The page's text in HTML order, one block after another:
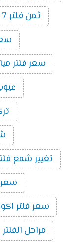
ثمن فلتر 7 مراحل
سعر
سعر فلتر مياه 7 مراحل تايوانى
عيوب
تغيير شمع فلتر 7
سعر
سعر فلتر
مراحل الفلتر 7 مراحل